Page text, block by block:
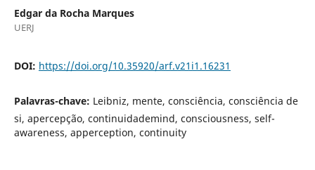
Edgar da Rocha Marques
UERJ
DOI: https://doi.org/10.35920/arf.v21i1.16231
Palavras-chave: Leibniz, mente, consciência, consciência de
si, apercepção, continuidademind, consciousness, self-
awareness, apperception, continuity